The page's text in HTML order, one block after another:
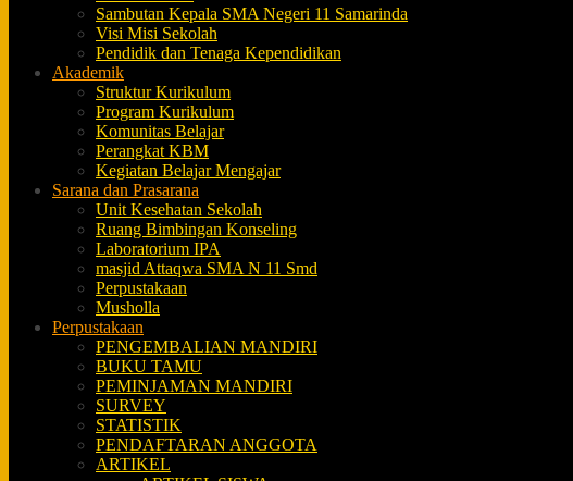
Sambutan Kepala SMA Negeri 11 Samarinda
Visi Misi Sekolah
Pendidik dan Tenaga Kependidikan
Akademik
Struktur Kurikulum
Program Kurikulum
Komunitas Belajar
Perangkat KBM
Kegiatan Belajar Mengajar
Sarana dan Prasarana
Unit Kesehatan Sekolah
Ruang Bimbingan Konseling
Laboratorium IPA
masjid Attaqwa SMA N 11 Smd
Perpustakaan
Musholla
Perpustakaan
PENGEMBALIAN MANDIRI
BUKU TAMU
PEMINJAMAN MANDIRI
SURVEY
STATISTIK
PENDAFTARAN ANGGOTA
ARTIKEL